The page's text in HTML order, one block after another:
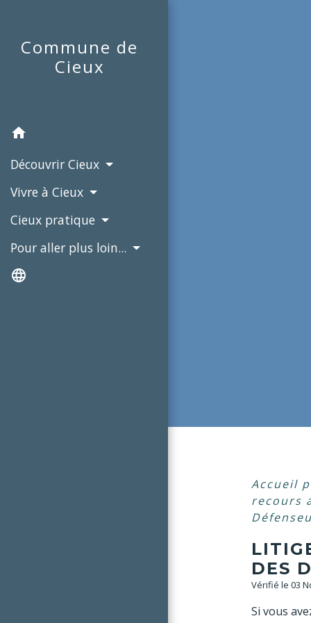
Commune de
Cieux
home
Découvrir Cieux
Vivre à Cieux
Cieux pratique
Pour aller plus loin...
language
Accueil
recours
DES
Vérifié le 03
Si vous